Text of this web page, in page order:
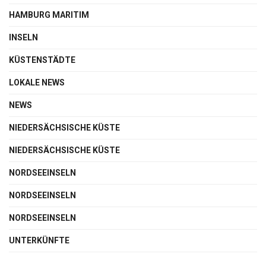
HAMBURG MARITIM
INSELN
KÜSTENSTÄDTE
LOKALE NEWS
NEWS
NIEDERSÄCHSISCHE KÜSTE
NIEDERSÄCHSISCHE KÜSTE
NORDSEEINSELN
NORDSEEINSELN
NORDSEEINSELN
UNTERKÜNFTE